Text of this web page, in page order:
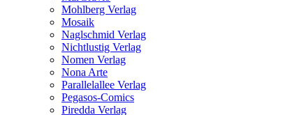
Mohlberg Verlag
Mosaik
Naglschmid Verlag
Nichtlustig Verlag
Nomen Verlag
Nona Arte
Parallelallee Verlag
Pegasos-Comics
Piredda Verlag